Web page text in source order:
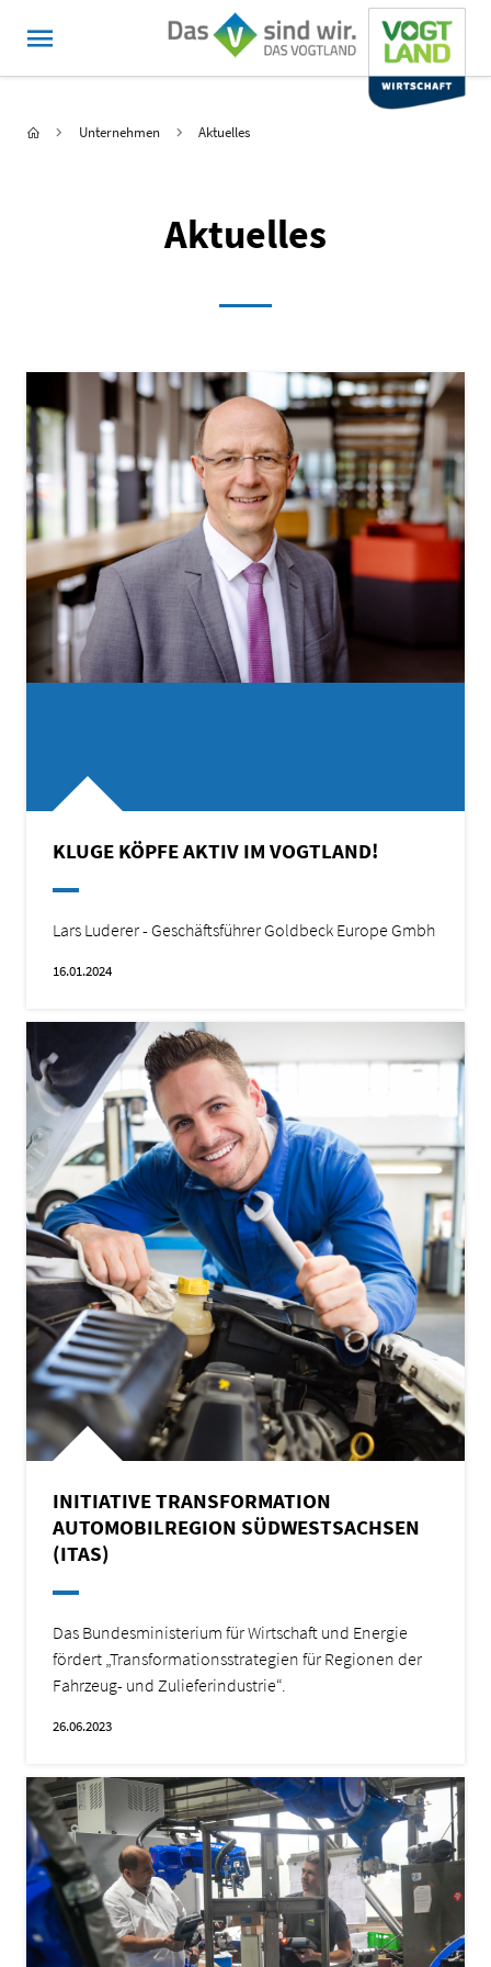
Sie sind hier:
StartseiteUnternehmen Aktuelles
Aktuelles
KLUGE KÖPFE AKTIV IM VOGTLAND!
Lars Luderer - Geschäftsführer Goldbeck Europe Gmbh
16.01.2024
INITIATIVE TRANSFORMATION
AUTOMOBILREGION SÜDWESTSACHSEN
(ITAS)
Das Bundesministerium für Wirtschaft und Energie
fördert „Transformationsstrategien für Regionen der
Fahrzeug- und Zulieferindustrie“.
26.06.2023